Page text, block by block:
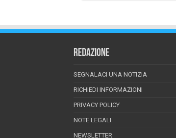
REDAZIONE
SEGNALACI UNA NOTIZIA
RICHIEDI INFORMAZIONI
PRIVACY POLICY
NOTE LEGALI
NEWSLETTER